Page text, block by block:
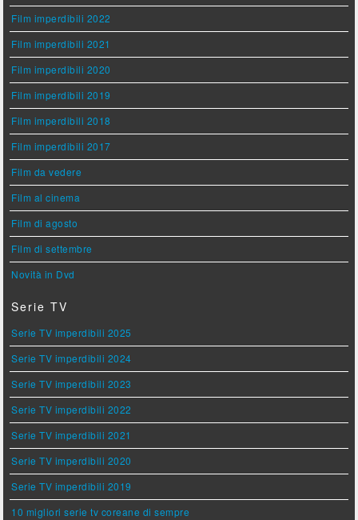
Film imperdibili 2022
Film imperdibili 2021
Film imperdibili 2020
Film imperdibili 2019
Film imperdibili 2018
Film imperdibili 2017
Film da vedere
Film al cinema
Film di agosto
Film di settembre
Novità in Dvd
Serie TV
Serie TV imperdibili 2025
Serie TV imperdibili 2024
Serie TV imperdibili 2023
Serie TV imperdibili 2022
Serie TV imperdibili 2021
Serie TV imperdibili 2020
Serie TV imperdibili 2019
10 migliori serie tv coreane di sempre